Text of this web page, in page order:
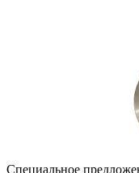
Специальное